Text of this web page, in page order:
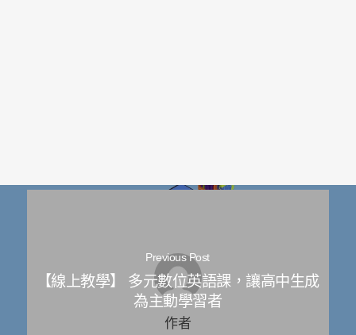
Previous Post
【線上教學】 多元數位英語課，讓高中生成
為主動學習者
作者